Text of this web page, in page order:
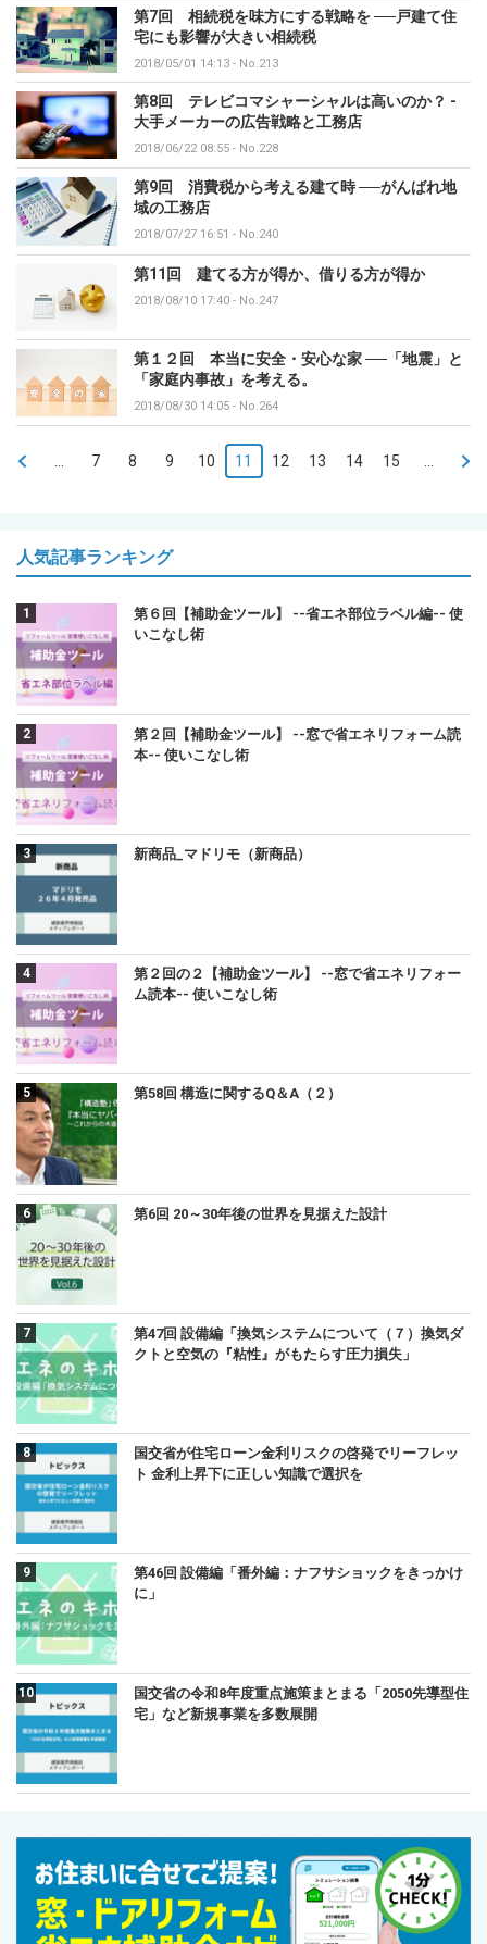
第7回 相続税を味方にする戦略を ──戸建て住
宅にも影響が大きい相続税
2018/05/01 14:13 - No.213
第8回 テレビコマシャーシャルは高いのか？ -
大手メーカーの広告戦略と工務店
2018/06/22 08:55 - No.228
第9回 消費税から考える建て時 ──がんばれ地
域の工務店
2018/07/27 16:51 - No.240
第11回 建てる方が得か、借りる方が得か
2018/08/10 17:40 - No.247
第１２回 本当に安全・安心な家 ──「地震」と
「家庭内事故」を考える。
2018/08/30 14:05 - No.264
... 7 8 9 10 11 12 13 14 15 ...
人気記事ランキング
第６回【補助金ツール】 --省エネ部位ラベル編-- 使
いこなし術
第２回【補助金ツール】 --窓で省エネリフォーム読
本-- 使いこなし術
新商品_マドリモ（新商品）
第２回の２【補助金ツール】 --窓で省エネリフォー
ム読本-- 使いこなし術
第58回 構造に関するQ＆A（２）
第6回 20～30年後の世界を見据えた設計
第47回 設備編「換気システムについて（７）換気ダ
クトと空気の『粘性』がもたらす圧力損失」
国交省が住宅ローン金利リスクの啓発でリーフレッ
ト 金利上昇下に正しい知識で選択を
第46回 設備編「番外編：ナフサショックをきっかけ
に」
国交省の令和8年度重点施策まとまる「2050先導型住
宅」など新規事業を多数展開